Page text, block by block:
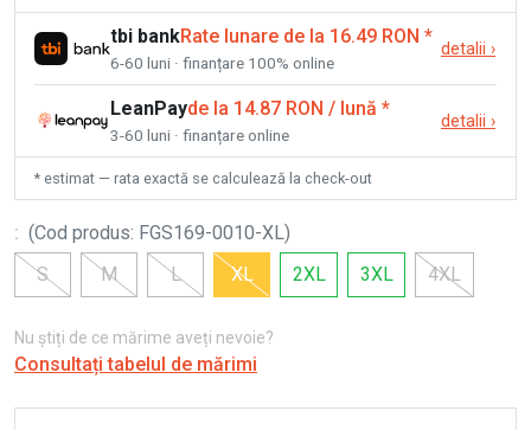
tbi bankRate lunare de la 16.49 RON *
6-60 luni · finanțare 100% online
detalii ›
LeanPayde la 14.87 RON / lună *
3-60 luni · finanțare online
detalii ›
* estimat — rata exactă se calculează la check-out
: (Cod produs: FGS169-0010-XL)
S
M L XL 2XL 3XL 4XL
Nu știți de ce mărime aveți nevoie?
Consultați tabelul de mărimi